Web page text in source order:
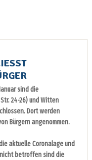
U
sind die
24-26) und Witten
Dort werden
Bürgern angenommen.
aktuelle Coronalage und
betroffen sind die